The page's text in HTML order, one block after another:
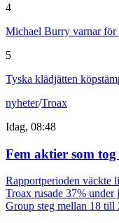
4
Michael Burry varnar för
5
Tyska klädjätten
nyheter/Troax
Idag, 08:48
Fem aktier som
Rapportperioden väckte
Troax rusade 37%
Group steg mellan 18 till